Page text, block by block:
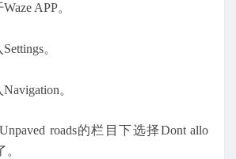
APP。
。
。
roads的栏目下选择Dont allo